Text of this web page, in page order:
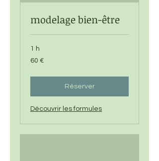
modelage bien-être
1 h
60
euros
60 €
Réserver
Découvrir les formules